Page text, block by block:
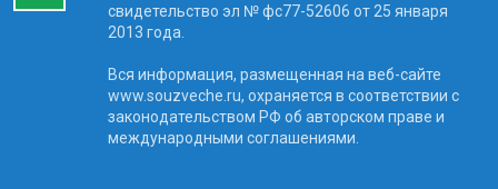
свидетельство эл № фc77-52606 от 25 января
2013 года.
Вся информация, размещенная на веб-сайте
www.souzveche.ru, охраняется в соответствии с
законодательством РФ об авторском праве и
международными соглашениями.